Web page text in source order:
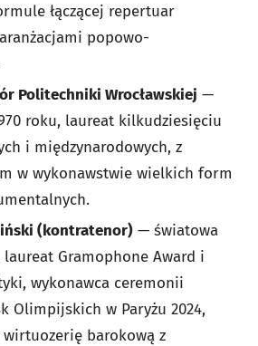
łączącej repertuar
popowo-
Politechniki Wrocławskiej —
roku, laureat kilkudziesięciu
i międzynarodowych, z
w wykonawstwie wielkich form
(kontratenor) — światowa
laureat Gramophone Award i
wykonawca ceremonii
Olimpijskich w Paryżu 2024,
wirtuozerię barokową z